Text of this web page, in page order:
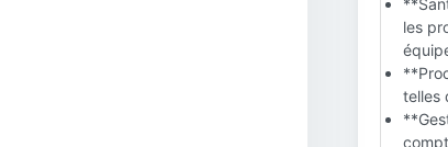
les
telles